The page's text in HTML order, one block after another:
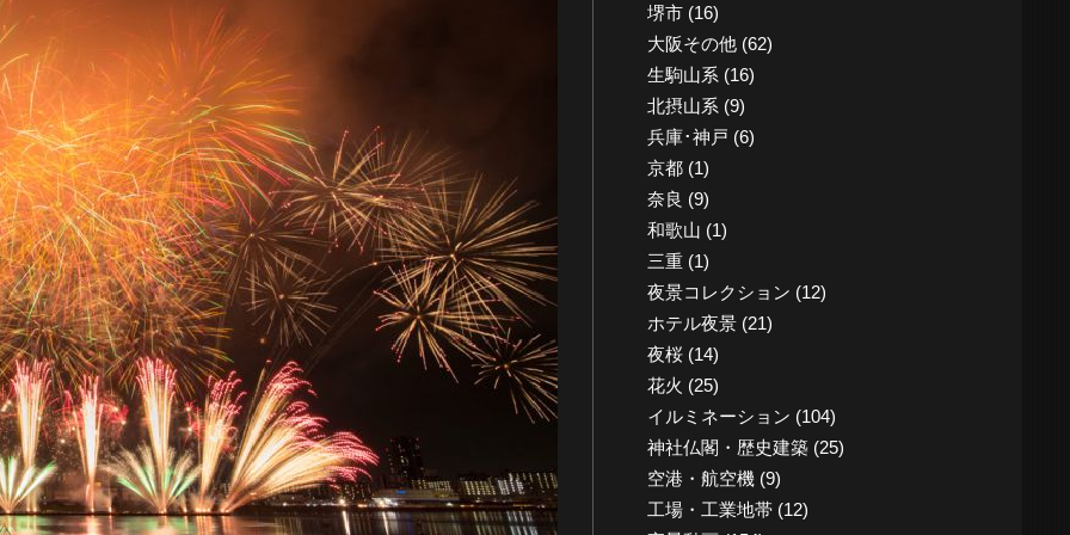
堺市(16)
大阪その他(62)
生駒山系 (16)
北摂山系 (9)
兵庫･神戸 (6)
京都(1)
奈良 (9)
和歌山 (1)
三重(1)
夜景コレクション (12)
ホテル夜景(21)
夜桜(14)
花火 (25)
イルミネーション (104)
神社仏閣・歴史建築(25)
空港・航空機(9)
工場・工業地帯(12)